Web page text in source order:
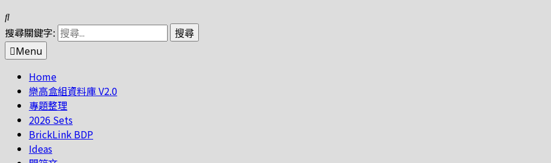
搜尋關鍵字:
Menu
Home
樂高盒組資料庫 V2.0
專題整理
2026 Sets
BrickLink BDP
Ideas